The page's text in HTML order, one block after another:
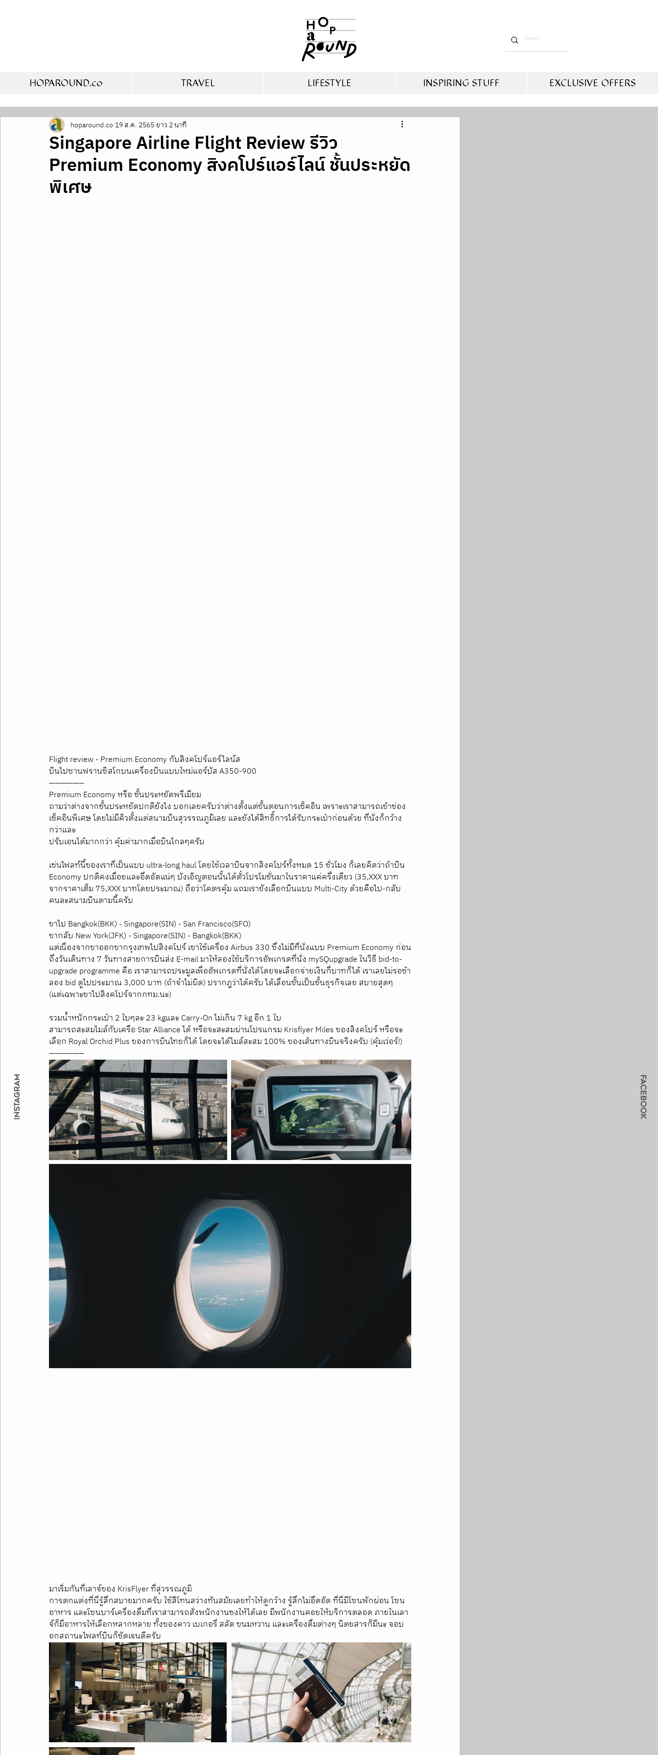
HOPAROUND.co TRAVEL LIFESTYLE INSPIRING STUFF EXCLUSIVE OFFERS
Singapore Airline Flight Review รีวิว
Premium Economy สิงคโปร์แอร์ไลน์ ชั้นประหยัด
พิเศษ
hoparound.co 19 ส.ค. 2565 ยาว 2 นาที
Flight review - Premium Economy กับสิงคโปร์แอร์ไลน์ส
บินไปซานฟรานซิสโกบนเครื่องบินแบบใหม่แอร์บัส A350-900
——————
Premium Economy หรือ ชั้นประหยัดพรีเมียม
ถามว่าต่างจากชั้นประหยัดปกติยังไง บอกเลยครับว่าต่างตั้งแต่ขั้นตอนการเช็คอิน เพราะเราสามารถเข้าช่อง
เช็คอินพิเศษ โดยไม่มีคิวตั้งแต่สนามบินสุวรรณภูมิเลย และยังได้สิทธิ์การได้รับกระเป๋าก่อนด้วย ที่นั่งก็กว้าง
กว่าและ
ปรับเอนได้มากกว่า คุ้มค่ามากเมื่อบินไกลๆครับ
เช่นไฟลท์นี้ของเราที่เป็นแบบ ultra-long haul โดยใช้เวลาบินจากสิงคโปร์ทั้งหมด 15 ชั่วโมง ก็เลยคิดว่าถ้าบิน
Economy ปกติคงเมื่อยและอึดอัดแน่ๆ บังเอิญตอนนั้นได้ตั๋วโปรโมชั่นมาในราคาแค่ครึ่งเดียว (35,XXX บาท
จากราคาเต็ม 75,XXX บาทโดยประมาณ) ถือว่าโคตรคุ้ม แถมเรายังเลือกบินแบบ Multi-City ด้วยคือไป-กลับ
คนละสนามบินตามนี้ครับ
ขาไป Bangkok(BKK) - Singapore(SIN) - San Francisco(SFO)
ขากลับ New York(JFK) - Singapore(SIN) - Bangkok(BKK)
แต่เนื่องจากขาออกขากรุงเทพไปสิงคโปร์ เขาใช้เครื่อง Airbus 330 ซึ่งไม่มีที่นั่งแบบ Premium Economy ก่อน
ถึงวันเดินทาง 7 วันทางสายการบินส่ง E-mail มาให้ลองใช้บริการอัพเกรดที่นั่ง mySQupgrade ในวิธี bid-to-
upgrade programme คือ เราสามารถประมูลเพื่ออัพเกรดที่นั่งได้โดยจะเลือกจ่ายเงินกี่บาทก็ได้ เราเลยไม่รอช้า
ลอง bid ดูไปประมาณ 3,000 บาท (ถ้าจำไม่ผิด) ปรากฎว่าได้ครับ ได้เลื่อนขั้นเป็นชั้นธุรกิจเลย สบายสุดๆ
(แต่เฉพาะขาไปสิงคโปร์จากกทม.นะ)
รวมน้ำหนักกระเป๋า 2 ใบๆละ 23 kgและ Carry-On ไม่เกิน 7 kg อีก 1 ใบ
สามารถสะสมไมล์กับเครือ Star Alliance ได้ หรือจะสะสมผ่านโปรแกรม Krisflyer Miles ของสิงคโปร์ หรือจะ
เลือก Royal Orchid Plus ของการบินไทยก็ได้ โดยจะได้ไมล์สะสม 100% ของเส้นทางบินจริงครับ (คุ้มเว่อร์!)
——————
มาเริ่มกันที่เลาจ์ของ KrisFlyer ที่สุวรรณภูมิ
การตกแต่งที่นี่รู้สึกสบายมากครับ ใช้สีโทนสว่างทันสมัยเลยทำให้ดูกว้าง รู้สึกไม่อึดอัด ที่นี่มีโซนพักผ่อน โซน
อาหาร และโซนบาร์เครื่องดื่มที่เราสามารถสั่งพนักงานชงให้ได้เลย มีพนักงานคอยให้บริการตลอด ภายในเลา
จ์ก็มีอาหารให้เลือกหลากหลาย ทั้งของคาว เบเกอรี่ สลัด ขนมหวาน และเครื่องดื่มต่างๆ นิตยสารก็มีนะ จอบ
อกสถานะไฟลท์บินก็ชัดเจนดีครับ